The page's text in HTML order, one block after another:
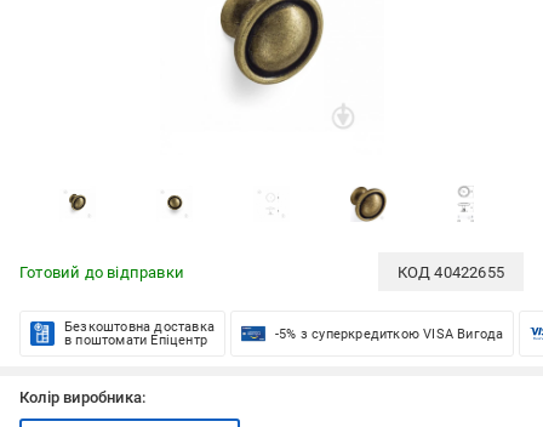
Готовий до відправки КОД40422655
Безкоштовна доставка
в поштомати Епіцентр
-5% з суперкредиткою VISA Вигода
Колір виробника: